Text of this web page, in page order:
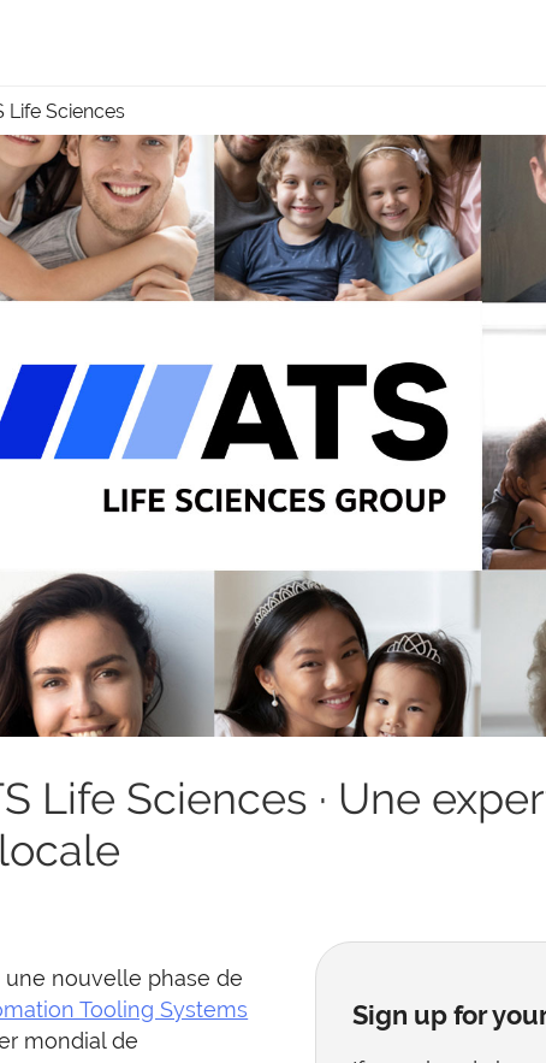
Life Sciences
Life Sciences · Une
une nouvelle phase de
Tooling Systems
mondial de
Sign up for